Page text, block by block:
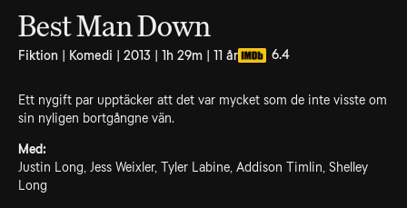
Best Man Down
Fiktion | Komedi | 2013 | 1h 29m | 11 år 6.4
Ett nygift par upptäcker att det var mycket som de inte visste om
sin nyligen bortgångne vän.
Med:
Justin Long, Jess Weixler, Tyler Labine, Addison Timlin, Shelley
Long